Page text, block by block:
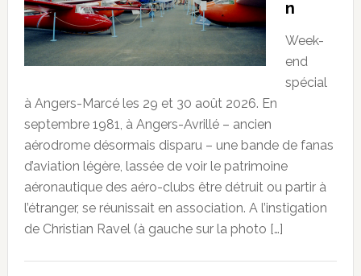
n
Week-
end
spécial
à Angers-Marcé les 29 et 30 août 2026. En
septembre 1981, à Angers-Avrillé – ancien
aérodrome désormais disparu – une bande de fanas
d’aviation légère, lassée de voir le patrimoine
aéronautique des aéro-clubs être détruit ou partir à
l’étranger, se réunissait en association. A l’instigation
de Christian Ravel (à gauche sur la photo […]